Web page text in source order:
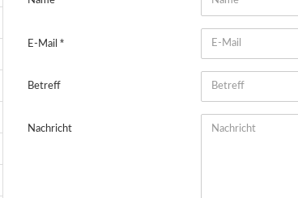
E-Mail
Betreff
Nachricht